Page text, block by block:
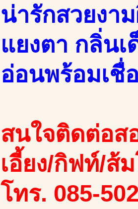
น่ารักสวยงา
แยงตา กลิ่น
อ่อนพร้อมเชื่
สนใจติดต่อส
เอี้ยง/กิฟท์/ส้
โทร. 085-